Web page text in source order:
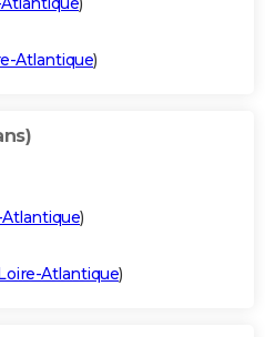
Atlantique)
)
Atlantique)